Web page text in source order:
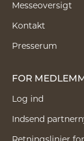
Messeoversigt
Kontakt
Presserum
FOR
Log ind
Indsend
Retningslinjer